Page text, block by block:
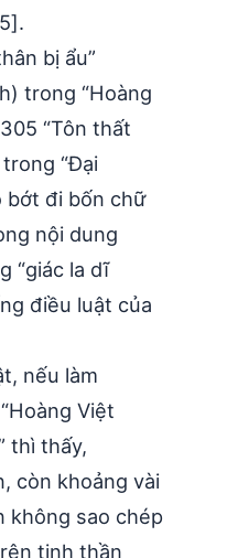
bị ẩu”
trong “Hoàng
“Tôn thất
“Đại
bớt đi bốn chữ
nội dung
“giác la dĩ
điều luật của
nếu làm
Việt
thì thấy,
còn khoảng vài
không sao chép
tinh thần